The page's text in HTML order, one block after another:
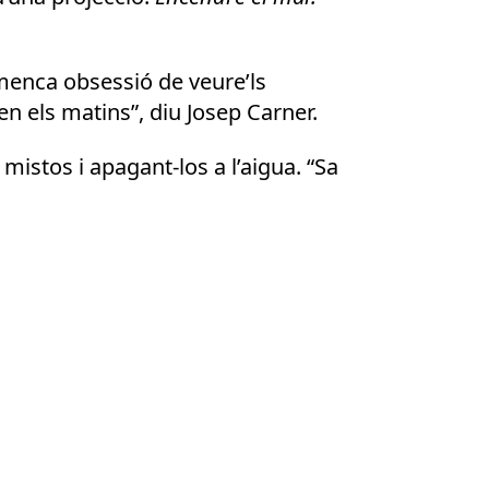
obsessió de veure’ls
els matins”, diu Josep Carner.
i apagant-los a l’aigua. “Sa